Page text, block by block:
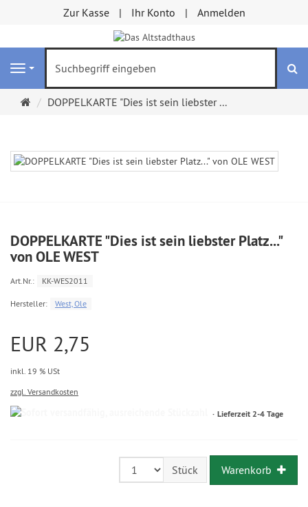
Zur Kasse Ihr Konto Anmelden
Navigation
Startseite
DOPPELKARTE "Dies ist sein liebster ...
DOPPELKARTE "Dies ist sein liebster Platz..."
von OLE WEST
Art.Nr.: KK-WES2011
Hersteller: West, Ole
EUR 2,75
inkl. 19 % USt
zzgl. Versandkosten
Lieferzeit 2-4 Tage
Stück Warenkorb